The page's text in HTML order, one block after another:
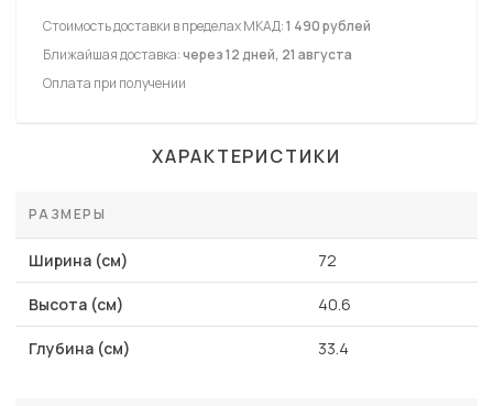
Стоимость доставки в пределах МКАД:1 490 рублей
Ближайшая доставка:через 12 дней, 21 августа
Оплата при получении
ХАРАКТЕРИСТИКИ
РАЗМЕРЫ
Ширина (см) 72
Высота (см) 40.6
Глубина (см) 33.4